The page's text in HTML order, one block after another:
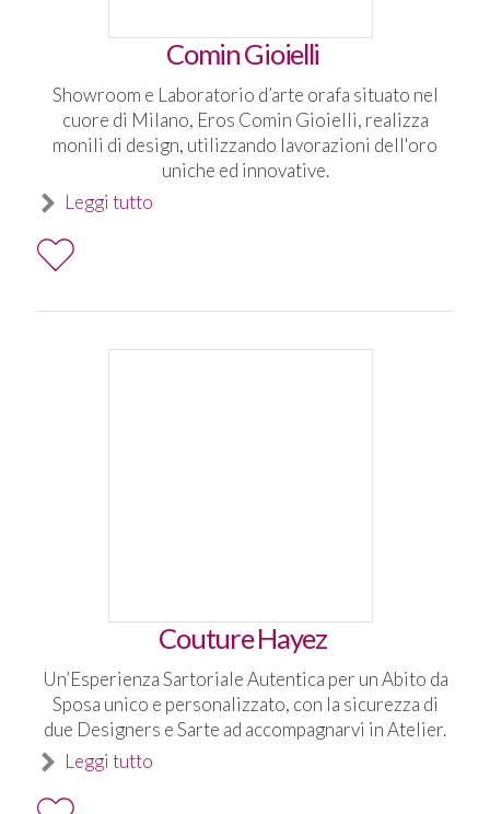
Comin Gioielli
Showroom e Laboratorio d’arte orafa situato nel
cuore di Milano, Eros Comin Gioielli, realizza
monili di design, utilizzando lavorazioni dell'oro
uniche ed innovative.
Leggi tutto
Couture Hayez
Un’Esperienza Sartoriale Autentica per un Abito da
Sposa unico e personalizzato, con la sicurezza di
due Designers e Sarte ad accompagnarvi in Atelier.
Leggi tutto